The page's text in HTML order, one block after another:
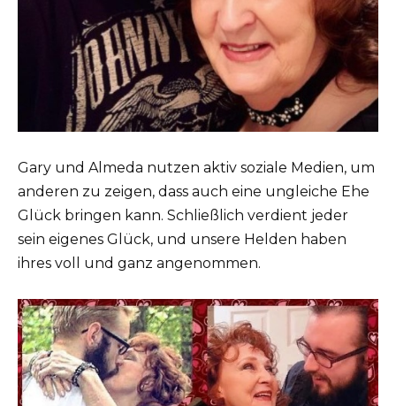
Gary und Almeda nutzen aktiv soziale Medien, um
anderen zu zeigen, dass auch eine ungleiche Ehe
Glück bringen kann. Schließlich verdient jeder
sein eigenes Glück, und unsere Helden haben
ihres voll und ganz angenommen.